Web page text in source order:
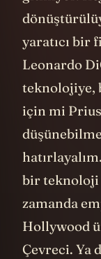
yaratıcı bir
Leonardo
teknolojiye,
için mi
bir teknoloji
zamanda
Hollywood
Çevreci. Ya